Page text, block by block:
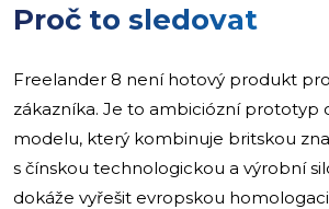
Proč to sledovat
Freelander 8 není hotový produkt
zákazníka. Je to ambiciózní prototyp
modelu, který kombinuje britskou
s čínskou technologickou a výrobní
dokáže vyřešit evropskou